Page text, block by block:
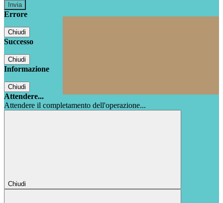
Errore
Chiudi
Successo
Chiudi
Informazione
Chiudi
Attendere...
Attendere il completamento dell'operazione...
Chiudi